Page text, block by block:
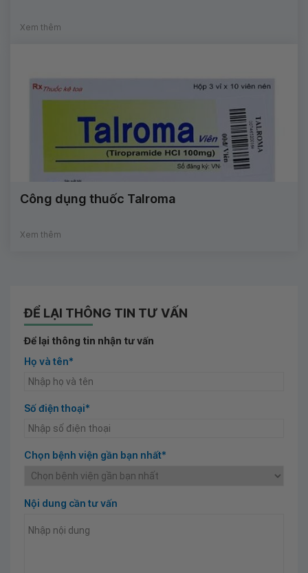
Xem thêm
Công dụng thuốc Talroma
Xem thêm
ĐỂ LẠI THÔNG TIN TƯ VẤN
Để lại thông tin nhận tư vấn
Họ và tên*
Số điện thoại*
Chọn bệnh viện gần bạn nhất*
Nội dung cần tư vấn